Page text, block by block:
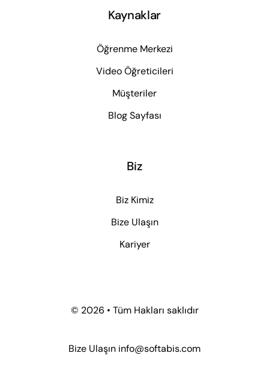
Kaynaklar
Öğrenme Merkezi
Video Öğreticileri
Müşteriler
Blog Sayfası
Biz
Biz Kimiz
Bize Ulaşın
Kariyer
© 2026 • Tüm Hakları saklıdır
Bize Ulaşın info@softabis.com